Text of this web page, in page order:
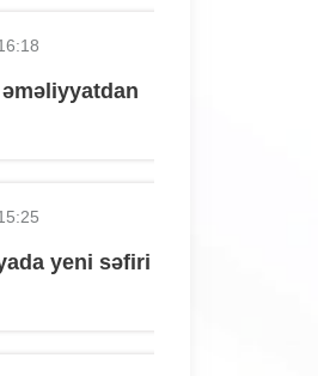
yeni səfiri